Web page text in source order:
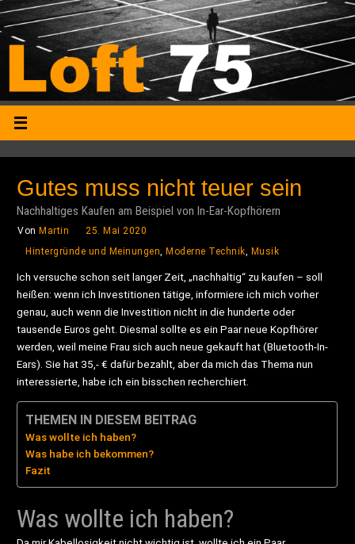
Gutes muss nicht teuer sein
Nachhaltiges Kaufen am Beispiel von In-Ear-Kopfhörern
Von Martin
25. Mai 2020
Hintergründe und Meinungen, Moderne Technik, Musik
Ich versuche schon seit langer Zeit, „nachhaltig“ zu kaufen – soll
heißen: wenn ich Investitionen tätige, informiere ich mich vorher
genau, auch wenn die Investition nicht in die hunderte oder
tausende Euros geht. Diesmal sollte es ein Paar neue Kopfhörer
werden, weil meine Frau sich auch neue gekauft hat (Bluetooth-In-
Ears). Sie hat 35,- € dafür bezahlt, aber da mich das Thema nun
interessierte, habe ich ein bisschen recherchiert.
THEMEN IN DIESEM BEITRAG
Was wollte ich haben?
Was habe ich bekommen?
Fazit
Was wollte ich haben?